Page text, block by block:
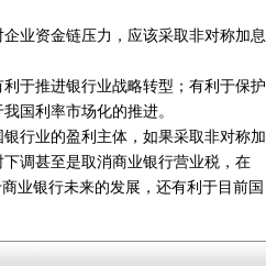
业资金链压力，应该采取非对称加息
于推进银行业战略转型；有利于保护
国利率市场化的推进。
行业的盈利主体，如果采取非对称加
调甚至是取消商业银行营业税，在
业银行未来的发展，还有利于目前国